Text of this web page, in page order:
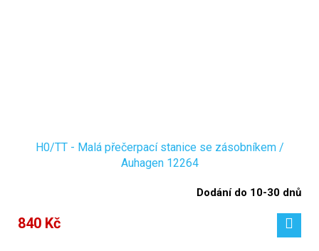
H0/TT - Malá přečerpací stanice se zásobníkem /
Auhagen 12264
Dodání do 10-30 dnů
840 Kč